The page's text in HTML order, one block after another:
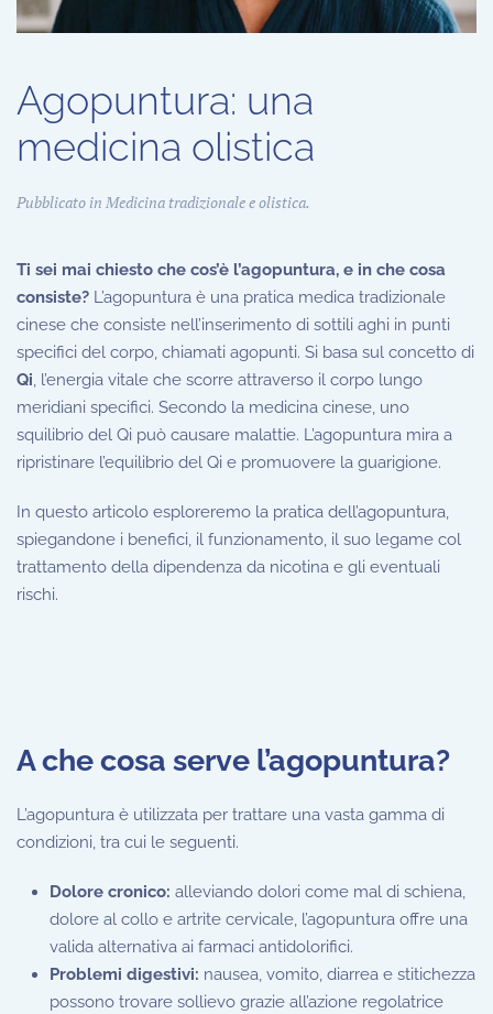
Agopuntura: una
medicina olistica
Pubblicato in Medicina tradizionale e olistica.
Ti sei mai chiesto che cos’è l’agopuntura, e in che cosa
consiste? L’agopuntura è una pratica medica tradizionale
cinese che consiste nell’inserimento di sottili aghi in punti
specifici del corpo, chiamati agopunti. Si basa sul concetto di
Qi, l’energia vitale che scorre attraverso il corpo lungo
meridiani specifici. Secondo la medicina cinese, uno
squilibrio del Qi può causare malattie. L’agopuntura mira a
ripristinare l’equilibrio del Qi e promuovere la guarigione.
In questo articolo esploreremo la pratica dell’agopuntura,
spiegandone i benefici, il funzionamento, il suo legame col
trattamento della dipendenza da nicotina e gli eventuali
rischi.
A che cosa serve l’agopuntura?
L’agopuntura è utilizzata per trattare una vasta gamma di
condizioni, tra cui le seguenti.
Dolore cronico: alleviando dolori come mal di schiena,
dolore al collo e artrite cervicale, l’agopuntura offre una
valida alternativa ai farmaci antidolorifici.
Problemi digestivi: nausea, vomito, diarrea e stitichezza
possono trovare sollievo grazie all’azione regolatrice